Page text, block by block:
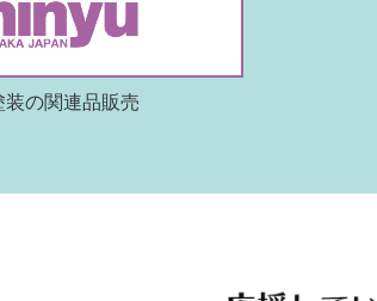
装の関連品販売